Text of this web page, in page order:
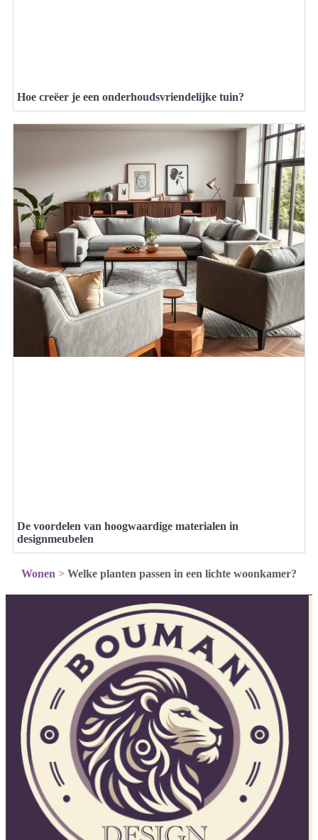
Hoe creëer je een onderhoudsvriendelijke tuin?
De voordelen van hoogwaardige materialen in
designmeubelen
Wonen > Welke planten passen in een lichte woonkamer?